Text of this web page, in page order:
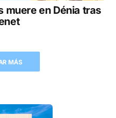
muere en Dénia tras
MÁS